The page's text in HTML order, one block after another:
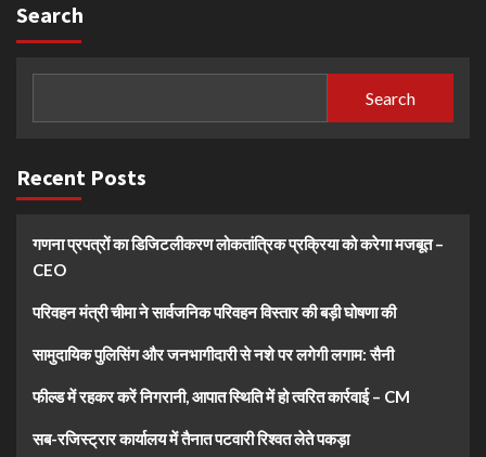
Search
Search
Recent Posts
गणना प्रपत्रों का डिजिटलीकरण लोकतांत्रिक प्रक्रिया को करेगा मजबूत –
CEO
परिवहन मंत्री चीमा ने सार्वजनिक परिवहन विस्तार की बड़ी घोषणा की
सामुदायिक पुलिसिंग और जनभागीदारी से नशे पर लगेगी लगाम: सैनी
फील्ड में रहकर करें निगरानी, आपात स्थिति में हो त्वरित कार्रवाई – CM
सब-रजिस्ट्रार कार्यालय में तैनात पटवारी रिश्वत लेते पकड़ा